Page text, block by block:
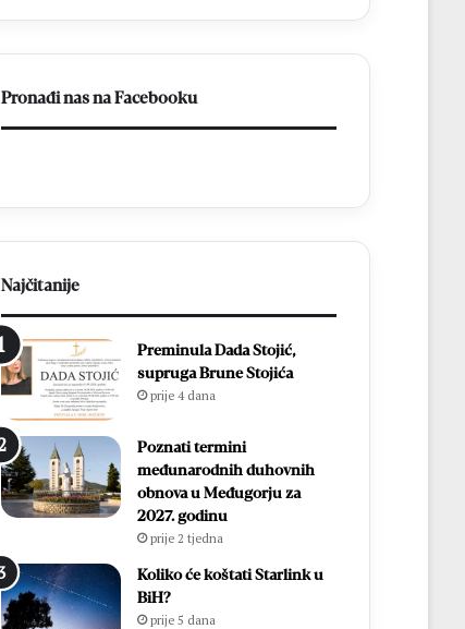
Pronađi nas na Facebooku
Najčitanije
Preminula Dada Stojić,
supruga Brune Stojića
prije 4 dana
Poznati termini
međunarodnih duhovnih
obnova u Međugorju za
2027. godinu
prije 2 tjedna
Koliko će koštati Starlink u
BiH?
prije 5 dana